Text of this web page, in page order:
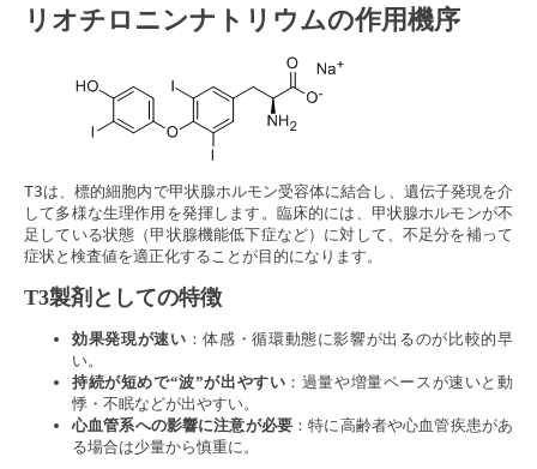
リオチロニンナトリウムの作用機序
T3は、標的細胞内で甲状腺ホルモン受容体に結合し、遺伝子発現を介
して多様な生理作用を発揮します。臨床的には、甲状腺ホルモンが不
足している状態（甲状腺機能低下症など）に対して、不足分を補って
症状と検査値を適正化することが目的になります。
T3製剤としての特徴
効果発現が速い ：体感・循環動態に影響が出るのが比較的早
い。
持続が短めで“波”が出やすい ：過量や増量ペースが速いと動
悸・不眠などが出やすい。
心血管系への影響に注意が必要 ：特に高齢者や心血管疾患があ
る場合は少量から慎重に。